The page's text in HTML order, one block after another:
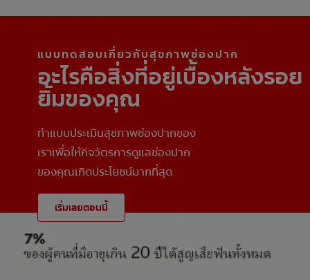
แบบทดสอบเกี่ยวกับสุขภาพช่องปาก
อะไรคือสิ่งที่อยู่เบื้องหลังรอย
ยิ้มของคุณ
ทำแบบประเมินสุขภาพช่องปากของ
เราเพื่อให้กิจวัตรการดูแลช่องปาก
ของคุณเกิดประโยชน์มากที่สุด
เริ่มเลยตอนนี้